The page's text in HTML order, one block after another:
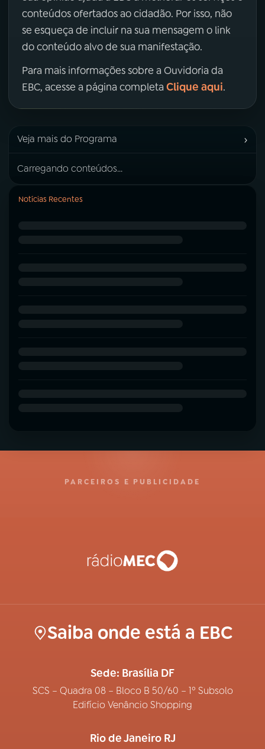
conteúdos ofertados ao cidadão. Por isso, não
se esqueça de incluir na sua mensagem o link
do conteúdo alvo de sua manifestação.
Para mais informações sobre a Ouvidoria da
EBC, acesse a página completa Clique aqui.
Veja mais do Programa ›
Carregando conteúdos...
Notícias Recentes
PARCEIROS E PUBLICIDADE
Saiba onde está a EBC
Sede: Brasília DF
SCS – Quadra 08 – Bloco B 50/60 – 1º Subsolo
Edifício Venâncio Shopping
Rio de Janeiro RJ